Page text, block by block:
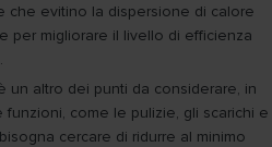
che evitino la dispersione di calore
per migliorare il livello di efficienza
un altro dei punti da considerare, in
come le pulizie, gli scarichi e
cercare di ridurre al minimo